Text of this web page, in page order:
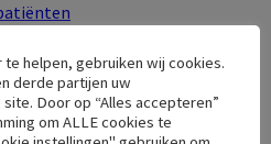
helpen, gebruiken wij cookies.
derde partijen uw
Door op “Alles accepteren”
om ALLE cookies te